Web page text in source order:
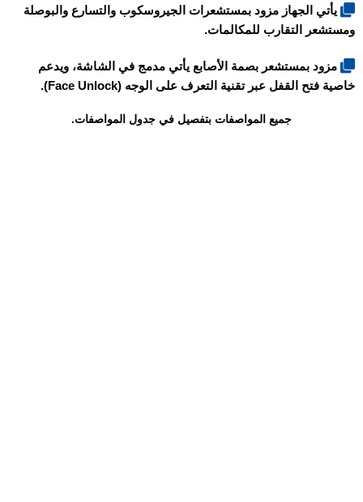
يأتي الجهاز مزود بمستشعرات الجيروسكوب والتسارع والبوصلة
ومستشعر التقارب للمكالمات.
مزود بمستشعر بصمة الأصابع يأتي مدمج في الشاشة، ويدعم
خاصية فتح القفل عبر تقنية التعرف على الوجه (Face Unlock).
جميع المواصفات بتفصيل في جدول المواصفات.